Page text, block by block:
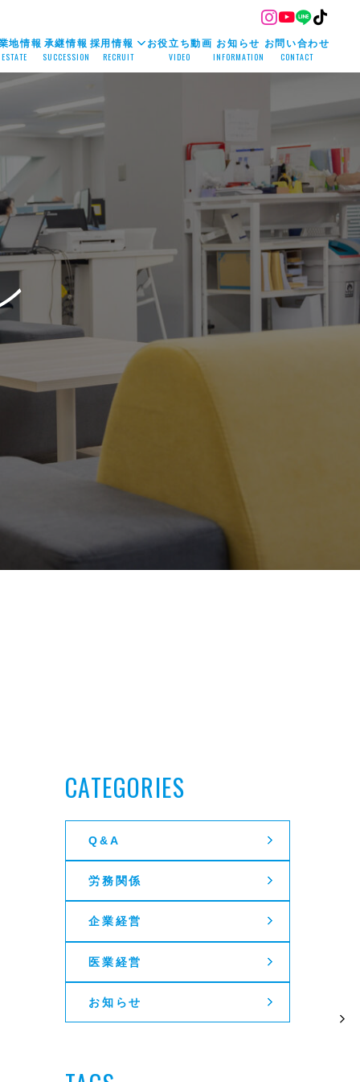
ESTATE
地情報
SUCCESSION
承継情報
RECRUIT
採用情報
VIDEO
お役立ち動画
INFORMATION
お知らせ
CONTACT
お問い合わせ
CATEGORIES
Q&A
労務関係
企業経営
医業経営
お知らせ